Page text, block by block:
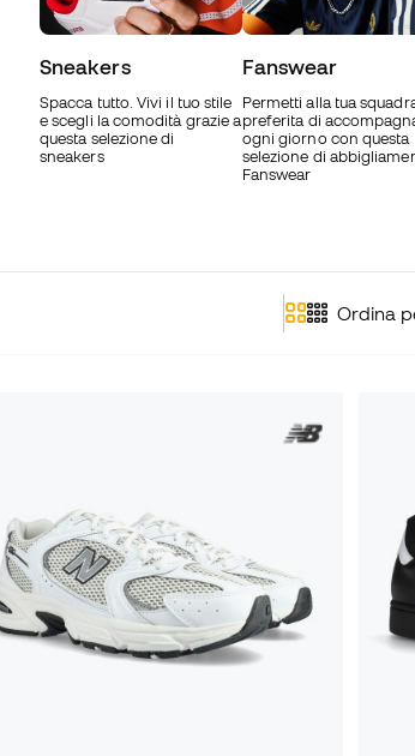
Sneakers
Spacca tutto. Vivi il tuo stile
e scegli la comodità grazie a
questa selezione di
sneakers
Fanswear
Permetti alla tua
preferita di
ogni giorno con questa
selezione di
Fanswear
Ordina